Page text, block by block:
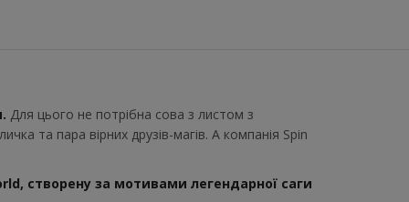
Для цього не потрібна сова з листом з
та пара вірних друзів-магів. А компанія Spin
створену за мотивами легендарної саги